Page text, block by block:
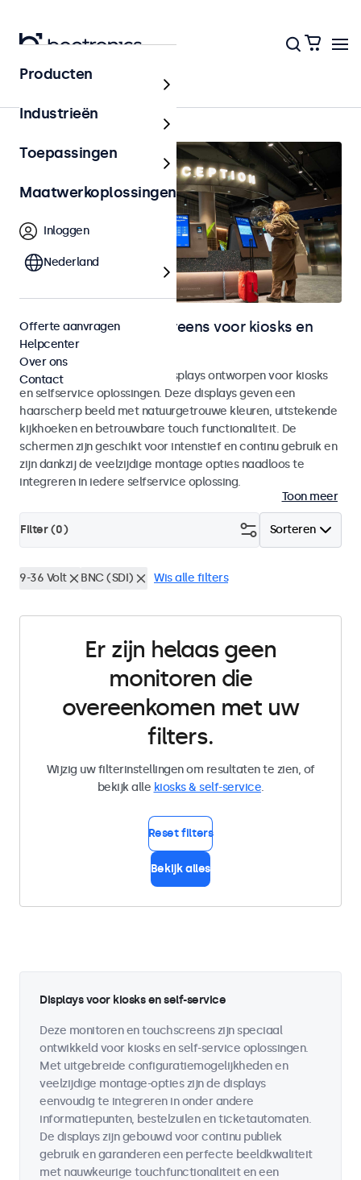
Home
Monitoren en touchscreens voor kiosks en
selfservice
Monitoren en touchscreen displays ontworpen voor kiosks
en selfservice oplossingen. Deze displays geven een
haarscherp beeld met natuurgetrouwe kleuren, uitstekende
kijkhoeken en betrouwbare touch functionaliteit. De
schermen zijn geschikt voor intenstief en continu gebruik en
zijn dankzij de veelzijdige montage opties naadloos te
integreren in iedere selfservice oplossing.
Toon meer
Sorteren
Filter (0)
9-36 Volt BNC (SDI) Wis alle filters
Er zijn helaas geen
monitoren die
overeenkomen met uw
filters.
Wijzig uw filterinstellingen om resultaten te zien, of
bekijk alle kiosks & self-service.
Reset filters
Bekijk alles
Displays voor kiosks en self-service
Deze monitoren en touchscreens zijn speciaal
ontwikkeld voor kiosks en self-service oplossingen.
Met uitgebreide configuratiemogelijkheden en
veelzijdige montage-opties zijn de displays
eenvoudig te integreren in onder andere
informatiepunten, bestelzuilen en ticketautomaten.
De displays zijn gebouwd voor continu publiek
gebruik en garanderen een perfecte beeldkwaliteit
met nauwkeurige touchfunctionaliteit en een
Producten
Industrieën
Toepassingen
Maatwerkoplossingen
Inloggen
Nederland
Offerte aanvragen
Helpcenter
Over ons
Contact